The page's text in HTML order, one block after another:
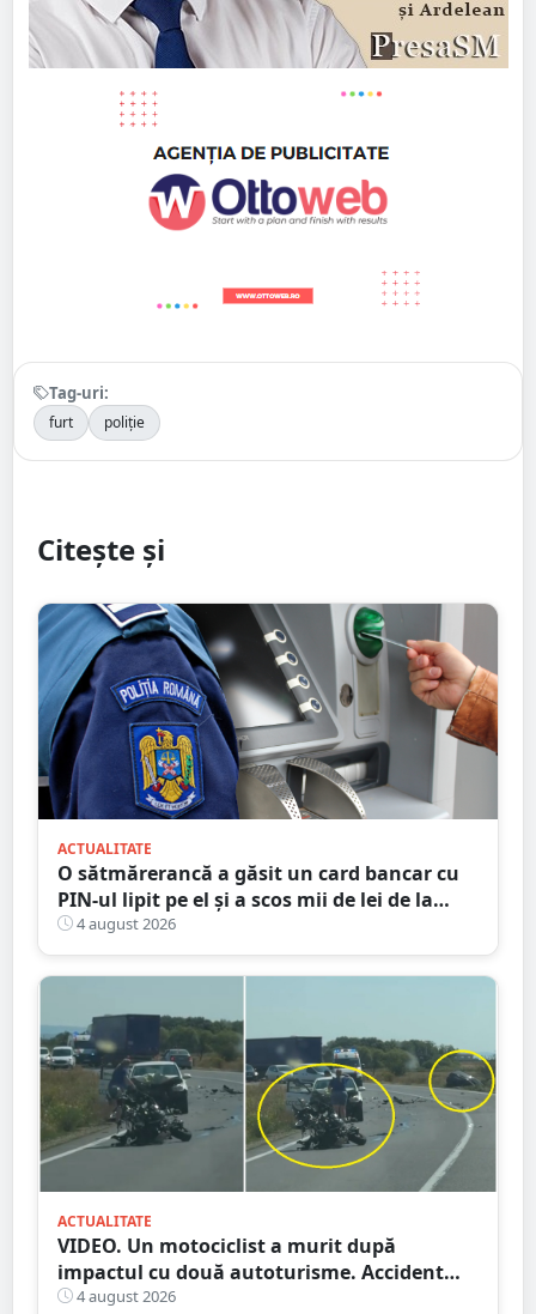
Tag-uri:
furt poliție
Citește și
ACTUALITATE
O sătmărerancă a găsit un card bancar cu
PIN-ul lipit pe el și a scos mii de lei de la
bancomat
4 august 2026
ACTUALITATE
VIDEO. Un motociclist a murit după
impactul cu două autoturisme. Accident
cumplit în județul vecin
4 august 2026